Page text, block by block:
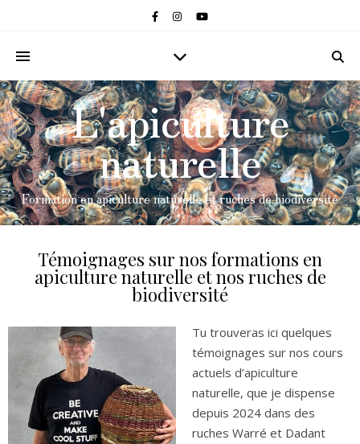
L'apiculture
naturelle
Formation en apiculture naturelle et ruches de biodiversité
Témoignages sur nos formations en
apiculture naturelle et nos ruches de
biodiversité
Tu trouveras ici quelques
témoignages sur nos cours
actuels d’apiculture
naturelle, que je dispense
depuis 2024 dans des
ruches Warré et Dadant